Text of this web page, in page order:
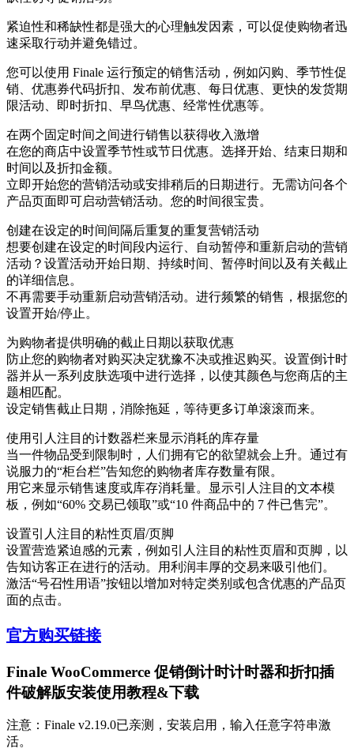
紧迫性和稀缺性都是强大的心理触发因素，可以促使购物者迅
速采取行动并避免错过。
您可以使用 Finale 运行预定的销售活动，例如闪购、季节性促
销、优惠券代码折扣、发布前优惠、每日优惠、更快的发货期
限活动、即时折扣、早鸟优惠、经常性优惠等。
在两个固定时间之间进行销售以获得收入激增
在您的商店中设置季节性或节日优惠。选择开始、结束日期和
时间以及折扣金额。
立即开始您的营销活动或安排稍后的日期进行。无需访问各个
产品页面即可启动营销活动。您的时间很宝贵。
创建在设定的时间间隔后重复的重复营销活动
想要创建在设定的时间段内运行、自动暂停和重新启动的营销
活动？设置活动开始日期、持续时间、暂停时间以及有关截止
的详细信息。
不再需要手动重新启动营销活动。进行频繁的销售，根据您的
设置开始/停止。
为购物者提供明确的截止日期以获取优惠
防止您的购物者对购买决定犹豫不决或推迟购买。设置倒计时
器并从一系列皮肤选项中进行选择，以使其颜色与您商店的主
题相匹配。
设定销售截止日期，消除拖延，等待更多订单滚滚而来。
使用引人注目的计数器栏来显示消耗的库存量
当一件物品受到限制时，人们拥有它的欲望就会上升。通过有
说服力的“柜台栏”告知您的购物者库存数量有限。
用它来显示销售速度或库存消耗量。显示引人注目的文本模
板，例如“60% 交易已领取”或“10 件商品中的 7 件已售完”。
设置引人注目的粘性页眉/页脚
设置营造紧迫感的元素，例如引人注目的粘性页眉和页脚，以
告知访客正在进行的活动。用利润丰厚的交易来吸引他们。
激活“号召性用语”按钮以增加对特定类别或包含优惠的产品页
面的点击。
官方购买链接
Finale WooCommerce 促销倒计时计时器和折扣插
件破解版安装使用教程&下载
注意：Finale v2.19.0已亲测，安装启用，输入任意字符串激
活。